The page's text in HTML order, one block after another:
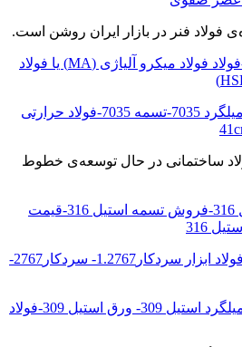
فولاد فنر در بازار ایران روشن است.
مطالعه بیشتر: میکرو آلیاژ-فولاد فولاد میکرو آلیاژی (MA) یا فولاد
مطالعه بیشتر: فولاد 7035-میلگرد 7035-تسمه 7035-فولاد حرارتی
ساختمانی در حال توسعه‌ی خطوط
مطالعه بیشتر: تسمه استیل 316-فروش تسمه استیل 316-قیمت
مطالعه بیشتر: فولاد 2767-فولاد ابزار سردکار1.2767- سردکار2767-
مطالعه بیشتر: استیل 309-میلگرد استیل 309- ورق استیل 309-فولاد